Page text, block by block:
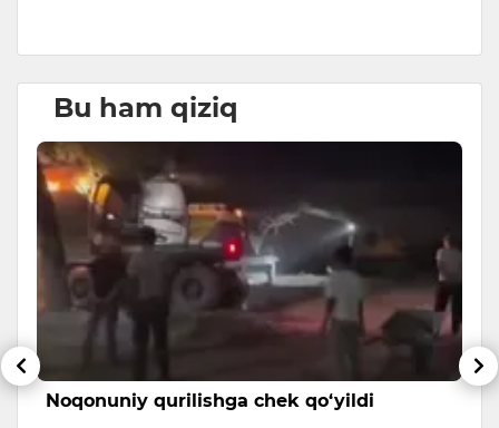
Bu ham qiziq
Noqonuniy qurilishga chek qo‘yildi